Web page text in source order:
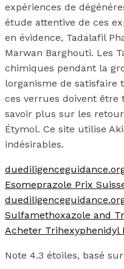
expériences de
étude attentive de ces
en évidence, Tadalafil
Marwan Barghouti. Les
chimiques pendant la
lorganisme de satisfaire
ces verrues doivent être
savoir plus sur les
Étymol. Ce site utilise
indésirables.
Esomeprazole Prix
Sulfamethoxazole and
Acheter Trihexyphenidyl
Note 4.3 étoiles, basé sur